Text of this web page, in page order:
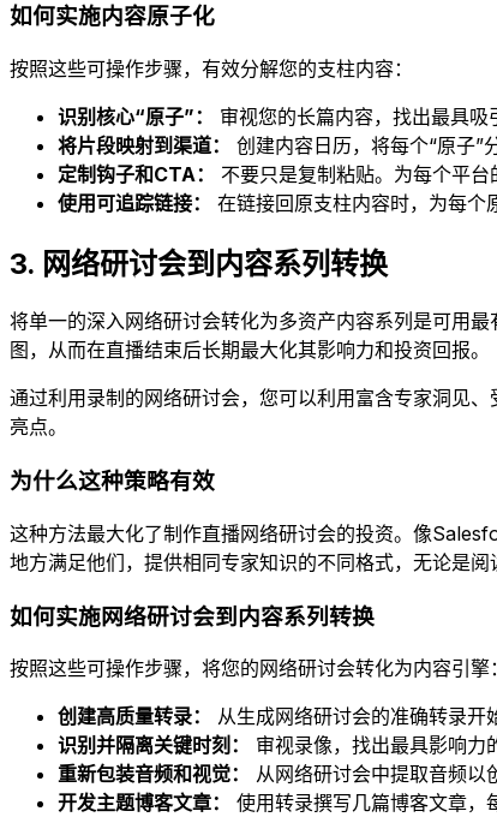
如何实施内容原子化
按照这些可操作步骤，有效分解您的支柱内容：
识别核心“原子”：
审视您的长篇内容，找出最具吸
将片段映射到渠道：
创建内容日历，将每个“原子”
定制钩子和CTA：
不要只是复制粘贴。为每个平
使用可追踪链接：
在链接回原支柱内容时，为每个
3. 网络研讨会到内容系列转换
将单一的深入网络研讨会转化为多资产内容系列是可用最
图，从而在直播结束后长期最大化其影响力和投资回报。
通过利用录制的网络研讨会，您可以利用富含专家洞见
亮点。
为什么这种策略有效
这种方法最大化了制作直播网络研讨会的投资。像
地方满足他们，提供相同专家知识的不同格式，无论是
如何实施网络研讨会到内容系列转换
按照这些可操作步骤，将您的网络研讨会转化为内容引擎：
创建高质量转录：
从生成网络研讨会的准确转录开
识别并隔离关键时刻：
审视录像，找出最具影响力
重新包装音频和视觉：
从网络研讨会中提取音频以
开发主题博客文章：
使用转录撰写几篇博客文章，